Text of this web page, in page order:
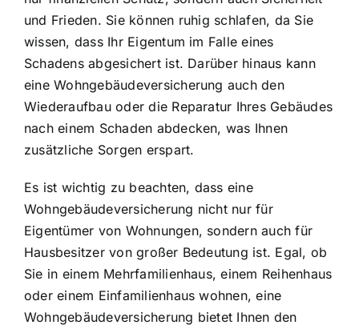
und Frieden. Sie können ruhig schlafen, da Sie
wissen, dass Ihr Eigentum im Falle eines
Schadens abgesichert ist. Darüber hinaus kann
eine Wohngebäudeversicherung auch den
Wiederaufbau oder die Reparatur Ihres Gebäudes
nach einem Schaden abdecken, was Ihnen
zusätzliche Sorgen erspart.
Es ist wichtig zu beachten, dass eine
Wohngebäudeversicherung nicht nur für
Eigentümer von Wohnungen, sondern auch für
Hausbesitzer von großer Bedeutung ist. Egal, ob
Sie in einem Mehrfamilienhaus, einem Reihenhaus
oder einem Einfamilienhaus wohnen, eine
Wohngebäudeversicherung bietet Ihnen den